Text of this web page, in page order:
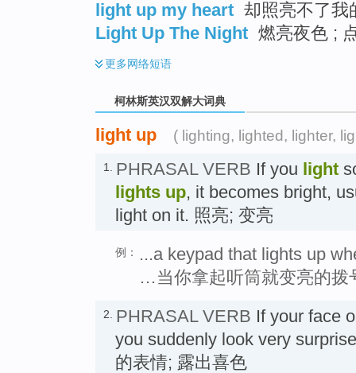
light up my heart 却照亮不了我
Light Up The Night 燃亮夜色 ;
更多网络短语
柯林斯英汉双解大词典
light up ( lighting, lighted, lighter,
1. PHRASAL VERB If you light
lights up, it becomes bright,
light on it. 照亮; 变亮
例：
...a keypad that lights up
…当你拿起听筒就变亮的拨
2. PHRASAL VERB If your face
you suddenly look very
的表情; 露出喜色